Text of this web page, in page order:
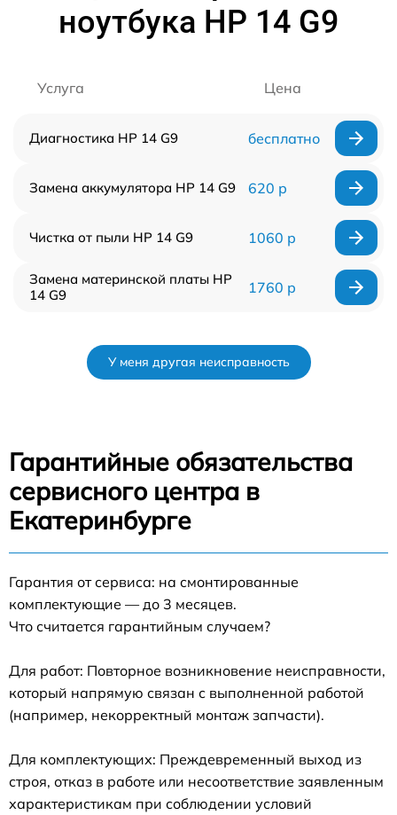
ноутбука HP 14 G9
Услуга Цена
Диагностика HP 14 G9 бесплатно
Замена аккумулятора HP 14 G9 620 р
Чистка от пыли HP 14 G9 1060 р
Замена материнской платы HP
14 G9
1760 р
У меня другая неисправность
Гарантийные обязательства
сервисного центра в
Екатеринбурге
Гарантия от сервиса: на смонтированные
комплектующие — до 3 месяцев.
Что считается гарантийным случаем?
Для работ: Повторное возникновение неисправности,
который напрямую связан с выполненной работой
(например, некорректный монтаж запчасти).
Для комплектующих: Преждевременный выход из
строя, отказ в работе или несоответствие заявленным
характеристикам при соблюдении условий